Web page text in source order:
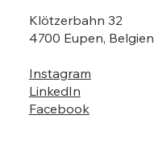
Klötzerbahn 32
4700 Eupen, Belgien
Instagram
LinkedIn
Facebook